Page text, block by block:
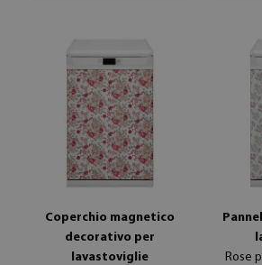
Coperchio magnetico
decorativo per
lavastoviglie
Rose